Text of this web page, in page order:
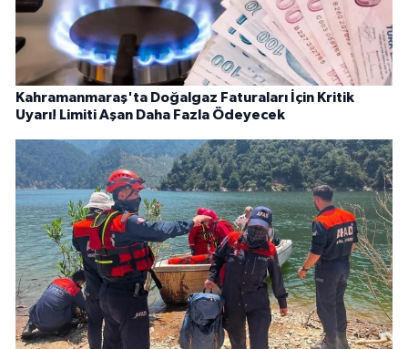
Kahramanmaraş'ta Doğalgaz Faturaları İçin Kritik
Uyarı! Limiti Aşan Daha Fazla Ödeyecek